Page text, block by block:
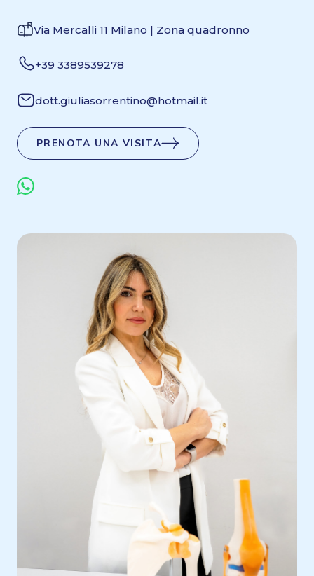
Via Mercalli 11 Milano | Zona quadronno
+39 3389539278
dott.giuliasorrentino@hotmail.it
PRENOTA UNA VISITA